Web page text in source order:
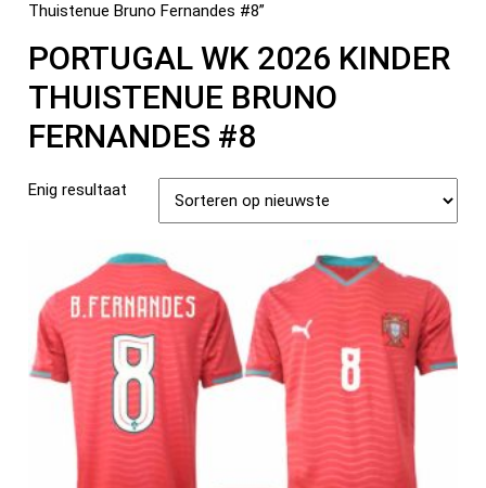
Thuistenue Bruno Fernandes #8”
PORTUGAL WK 2026 KINDER
THUISTENUE BRUNO
FERNANDES #8
Enig resultaat